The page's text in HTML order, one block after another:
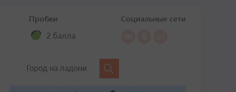
Пробки
2 балла
Социальные сети
Город на ладони